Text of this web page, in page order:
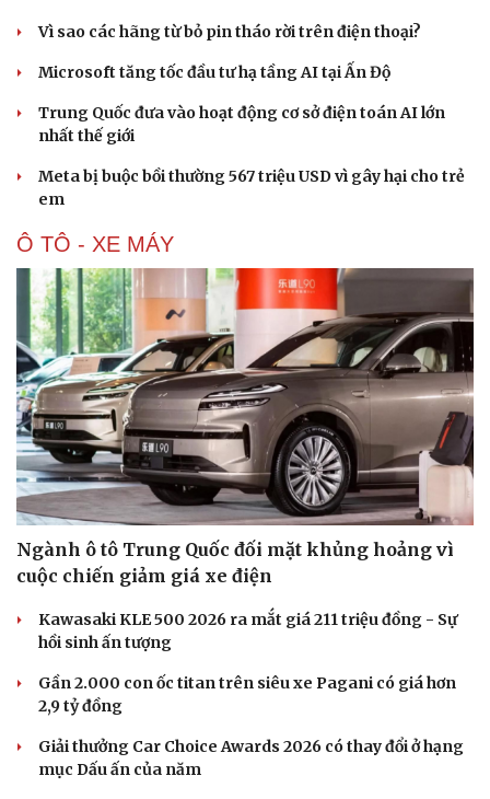
Sân khấu - Điện ảnh
Văn học
Âm nhạc
Di sản
Thời trang
Sao Việt
Vì sao các hãng từ bỏ pin tháo rời trên điện thoại?
Microsoft tăng tốc đầu tư hạ tầng AI tại Ấn Độ
Trung Quốc đưa vào hoạt động cơ sở điện toán AI lớn
nhất thế giới
Meta bị buộc bồi thường 567 triệu USD vì gây hại cho trẻ
em
Ô TÔ - XE MÁY
Ngành ô tô Trung Quốc đối mặt khủng hoảng vì
cuộc chiến giảm giá xe điện
Kawasaki KLE 500 2026 ra mắt giá 211 triệu đồng - Sự
hồi sinh ấn tượng
Gần 2.000 con ốc titan trên siêu xe Pagani có giá hơn
2,9 tỷ đồng
Giải thưởng Car Choice Awards 2026 có thay đổi ở hạng
mục Dấu ấn của năm